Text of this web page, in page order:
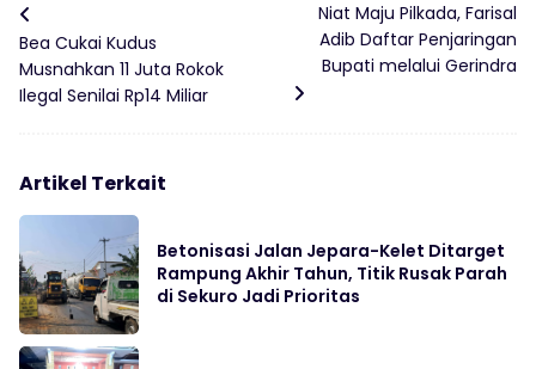
Bea Cukai Kudus
Musnahkan 11 Juta Rokok
Ilegal Senilai Rp14 Miliar
Niat Maju Pilkada, Farisal
Adib Daftar Penjaringan
Bupati melalui Gerindra
Artikel Terkait
Betonisasi Jalan Jepara-Kelet Ditarget
Rampung Akhir Tahun, Titik Rusak Parah
di Sekuro Jadi Prioritas